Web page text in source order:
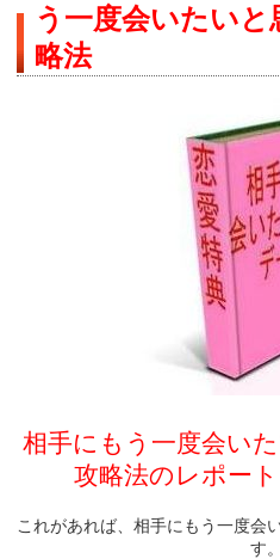
う一度会いたい
略法
相手にもう一度会い
攻略法のレポー
これがあれば、相手にもう一度会
す。